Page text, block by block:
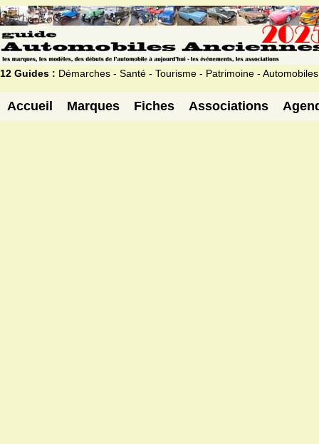
12 Guides : Démarches - Santé - Tourisme - Patrimoine - Automobiles
Accueil Marques Fiches Associations